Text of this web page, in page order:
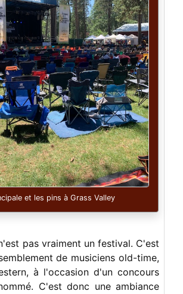
et les pins à Grass Valley
pas vraiment un festival. C'est
de musiciens old-time,
à l'occasion d'un concours
C'est donc une ambiance